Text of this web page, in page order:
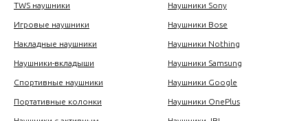
TWS наушники
Игровые наушники
Накладные наушники
Наушники-вкладыши
Спортивные наушники
Портативные колонки
Наушники Sony
Наушники Bose
Наушники Nothing
Наушники Samsung
Наушники Google
Наушники OnePlus